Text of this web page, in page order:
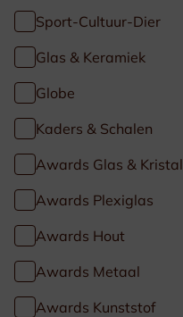
Sport-Cultuur-Dier
Glas & Keramiek
Globe
Kaders & Schalen
Awards Glas & Kristal
Awards Plexiglas
Awards Hout
Awards Metaal
Awards Kunststof